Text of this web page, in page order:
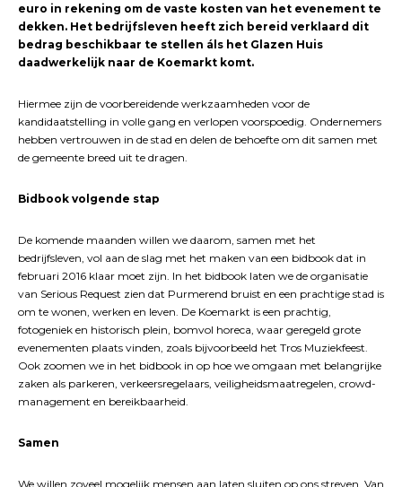
euro in rekening om de vaste kosten van het evenement te
dekken. Het bedrijfsleven heeft zich bereid verklaard dit
bedrag beschikbaar te stellen áls het Glazen Huis
daadwerkelijk naar de Koemarkt komt.
Hiermee zijn de voorbereidende werkzaamheden voor de
kandidaatstelling in volle gang en verlopen voorspoedig. Ondernemers
hebben vertrouwen in de stad en delen de behoefte om dit samen met
de gemeente breed uit te dragen.
Bidbook volgende stap
De komende maanden willen we daarom, samen met het
bedrijfsleven, vol aan de slag met het maken van een bidbook dat in
februari 2016 klaar moet zijn. In het bidbook laten we de organisatie
van Serious Request zien dat Purmerend bruist en een prachtige stad is
om te wonen, werken en leven. De Koemarkt is een prachtig,
fotogeniek en historisch plein, bomvol horeca, waar geregeld grote
evenementen plaats vinden, zoals bijvoorbeeld het Tros Muziekfeest.
Ook zoomen we in het bidbook in op hoe we omgaan met belangrijke
zaken als parkeren, verkeersregelaars, veiligheidsmaatregelen, crowd-
management en bereikbaarheid.
Samen
We willen zoveel mogelijk mensen aan laten sluiten op ons streven. Van